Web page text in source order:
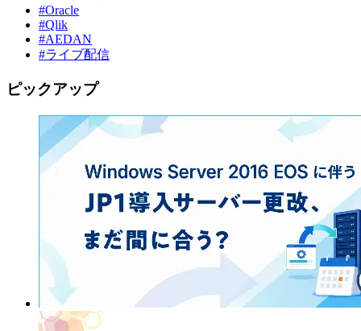
#Oracle
#Qlik
#AEDAN
#ライブ配信
ピックアップ